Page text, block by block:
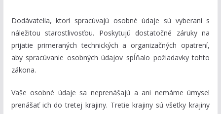
Dodávatelia, ktorí spracúvajú osobné údaje sú vyberaní s
náležitou starostlivosťou. Poskytujú dostatočné záruky na
prijatie primeraných technických a organizačných opatrení,
aby spracúvanie osobných údajov spĺňalo požiadavky tohto
zákona.
Vaše osobné údaje sa neprenášajú a ani nemáme úmysel
prenášať ich do tretej krajiny. Tretie krajiny sú všetky krajiny